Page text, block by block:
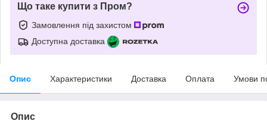
Що таке купити з Пром?
Замовлення під захистом
Доступна доставка
Опис Характеристики Доставка Оплата Умови
Опис